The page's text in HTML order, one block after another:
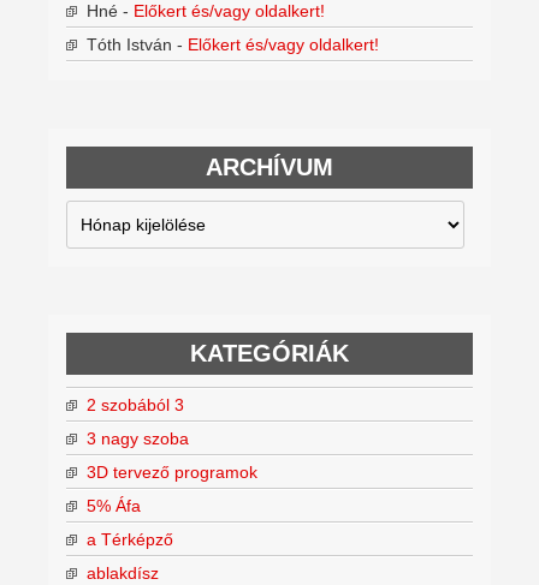
Hné - Előkert és/vagy oldalkert!
Tóth István - Előkert és/vagy oldalkert!
ARCHÍVUM
Archívum
KATEGÓRIÁK
2 szobából 3
3 nagy szoba
3D tervező programok
5% Áfa
a Térképző
ablakdísz